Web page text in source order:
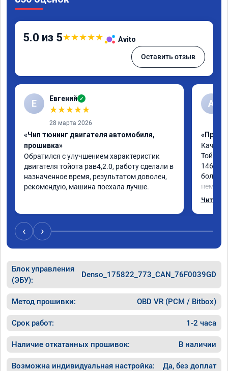
5.0 из 5★★★★★ Avito
Оставить отзыв
Е Евгений ✓
★★★★★
28 марта 2026
«Чип тюнинг двигателя автомобиля,
прошивка»
Обратился с улучшением характеристик
двигателя тойота рав4,2.0, работу сделали в
назначенное время, результатом доволен,
рекомендую, машина поехала лучше.
А
Тойоты
146л.с.
более
обгоне
Мотор
Читать
‹ ›
Блок управления
(ЭБУ):
Denso_175822_773_CAN_76F0039GD
Метод прошивки: OBD VR (PCM / Bitbox)
Срок работ: 1-2 часа
Наличие откатанных прошивок: В наличии
Возможна индивидуальная настройка: Да, без доплат